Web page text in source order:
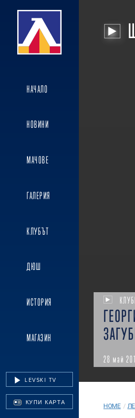
НАЧАЛО
НОВИНИ
МАЧОВЕ
ГАЛЕРИЯ
КЛУБЪТ
ДЮШ
ИСТОРИЯ
МАГАЗИН
LEVSKI TV
КУПИ КАРТА
28 май
HOME /